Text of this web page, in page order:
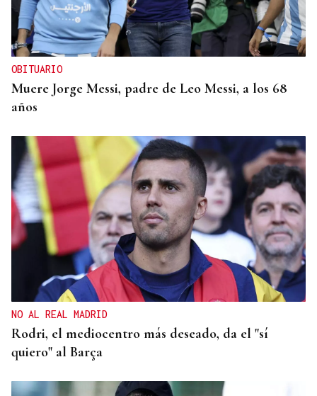
OBITUARIO
Muere Jorge Messi, padre de Leo Messi, a los 68
años
NO AL REAL MADRID
Rodri, el mediocentro más deseado, da el "sí
quiero" al Barça